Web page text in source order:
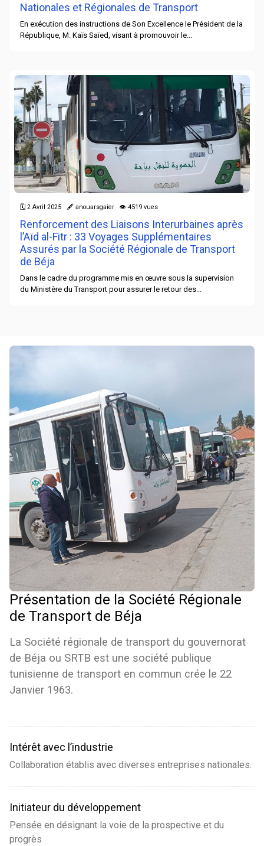
Nationales et Régionales de Transport
En exécution des instructions de Son Excellence le Président de la
République, M. Kaïs Saïed, visant à promouvoir le...
🗓 2 Avril 2025 🖋 anouarsgaier 👁 4519 vues
Renforcement des Liaisons Interurbaines après
l’Aïd al-Fitr : 33 Voyages Supplémentaires
Assurés par la Société Régionale de Transport
de Béja
Dans le cadre du programme mis en œuvre sous la supervision
du Ministère du Transport pour assurer le retour des...
Présentation de la Société Régionale
de Transport de Béja
La Société régionale de transport du gouvernorat
de Béja ou SRTB est une société publique
tunisienne de transport en commun crée le 22
Janvier 1963.
Intérêt avec l’industrie
Collaboration établis avec diverses entreprises nationales.
Initiateur du développement
Pensée en désignant la voie de la prospective et du
progrès